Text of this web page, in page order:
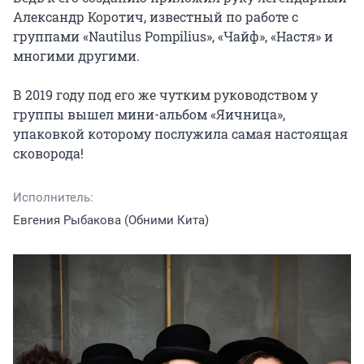
Александр Коротич, известный по работе с
группами «Nautilus Pompilius», «Чайф», «Настя» и
многими другими.
В 2019 году под его же чутким руководством у
группы вышел мини-альбом «Яичница»,
упаковкой которому послужила самая настоящая
сковорода!
Исполнитель:
Евгения Рыбакова (Обними Кита)